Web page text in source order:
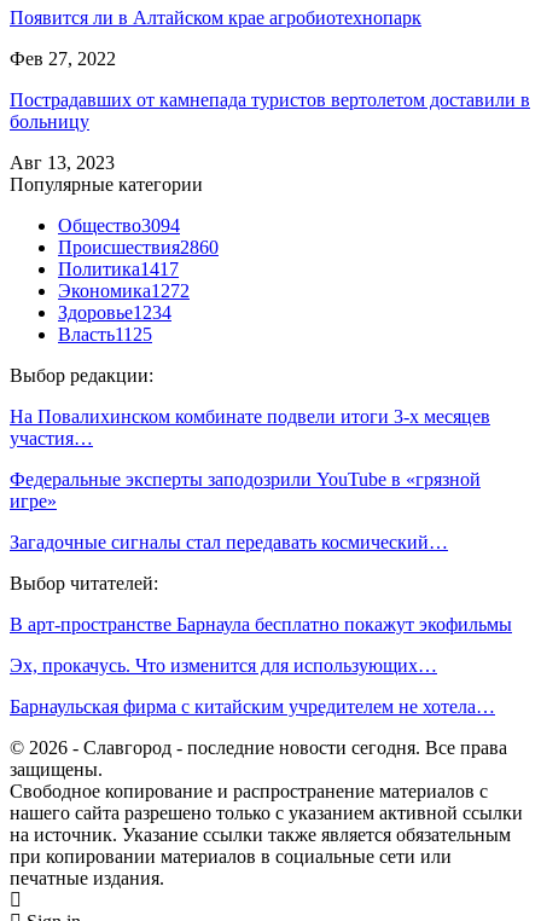
Появится ли в Алтайском крае агробиотехнопарк
Фев 27, 2022
Пострадавших от камнепада туристов вертолетом доставили в
больницу
Авг 13, 2023
Популярные категории
Общество3094
Происшествия2860
Политика1417
Экономика1272
Здоровье1234
Власть1125
Выбор редакции:
На Повалихинском комбинате подвели итоги 3-х месяцев
участия…
Федеральные эксперты заподозрили YouTube в «грязной
игре»
Загадочные сигналы стал передавать космический…
Выбор читателей:
В арт-пространстве Барнаула бесплатно покажут экофильмы
Эх, прокачусь. Что изменится для использующих…
Барнаульская фирма с китайским учредителем не хотела…
© 2026 - Славгород - последние новости сегодня. Все права
защищены.
Свободное копирование и распространение материалов с
нашего сайта разрешено только с указанием активной ссылки
на источник. Указание ссылки также является обязательным
при копировании материалов в социальные сети или
печатные издания.